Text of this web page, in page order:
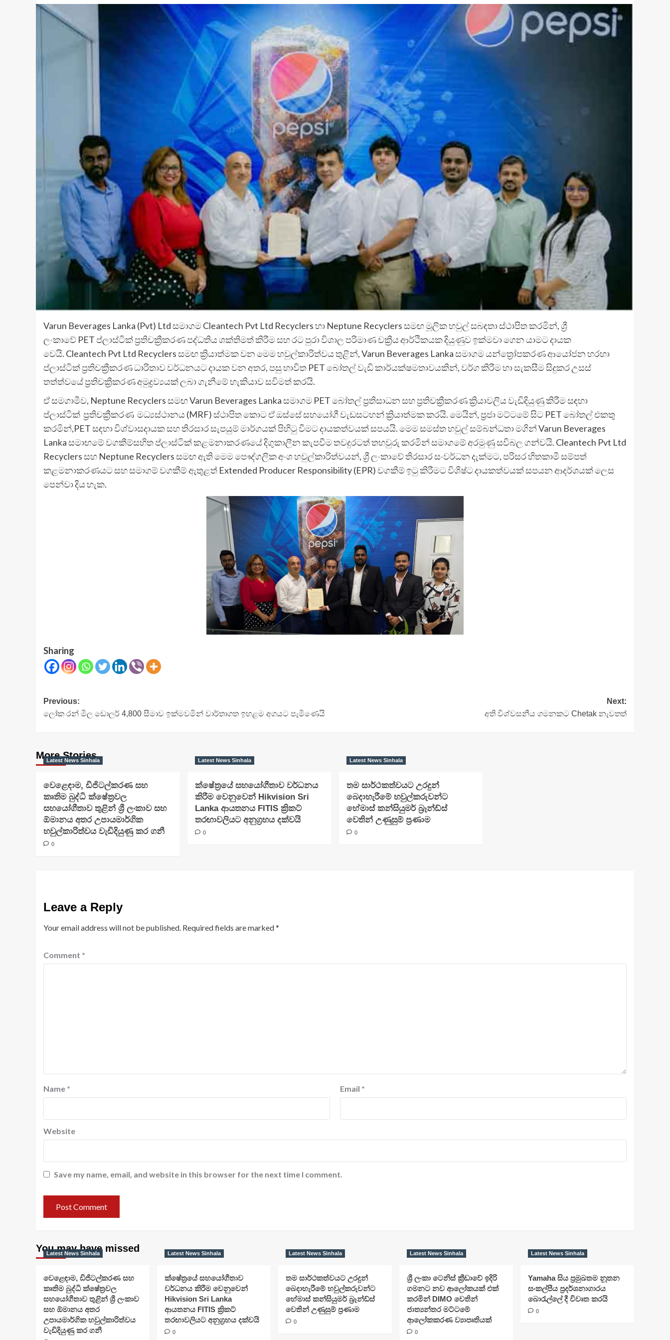
Varun Beverages Lanka (Pvt) Ltd සමාගම Cleantech Pvt Ltd Recyclers හා Neptune Recyclers සමඟ මූලික හවුල් සබඳතා ස්ථාපිත කරමින්, ශ්‍රී
ලංකාවේ PET ප්ලාස්ටික් ප්‍රතිචක්‍රීකරණ පද්ධතිය ශක්තිමත් කිරීම සහ රට පුරා විශාල පරිමාණ චක්‍රීය ආර්ථිකයක දියුණුව ඉක්මවා ගෙන යාමට දායක
වෙයි. Cleantech Pvt Ltd Recyclers සමඟ ක්‍රියාත්මක වන මෙම හවුල්කාරිත්වය තුළින්, Varun Beverages Lanka සමාගම යන්ත්‍රෝපකරණ ආයෝජන හරහා
ප්ලාස්ටික් ප්‍රතිචක්‍රීකරණ ධාරිතාව වර්ධනයට දායක වන අතර, පසු භාවිත PET බෝතල් වැඩි කාර්යක්ෂමතාවයකින්, වර්ග කිරීම හා සැකසීම සිදුකර උසස්
තත්ත්වයේ ප්‍රතිචක්‍රීකරණ අමුද්‍රව්‍යයක් ලබා ගැනීමේ හැකියාව සවිමත් කරයි.
ඒ සමගාමීව, Neptune Recyclers සමඟ Varun Beverages Lanka සමාගම PET බෝතල් ප්‍රතිසාධන සහ ප්‍රතිචක්‍රීකරණ ක්‍රියාවලිය වැඩිදියුණු කිරීම සඳහා
ප්ලාස්ටික් ප්‍රතිචක්‍රීකරණ මධ්‍යස්ථානය (MRF) ස්ථාපිත කොට ඒ ඔස්සේ සහයෝගී වැඩසටහන් ක්‍රියාත්මක කරයි. මෙයින්, ප්‍රජා මට්ටමේ සිට PET බෝතල් එකතු
කරමින්,PET සඳහා විශ්වාසදායක සහ තිරසාර සැපයුම් මාර්ගයක් පිහිටු වීමට දායකත්වයක් සපයයි. මෙම සමස්ත හවුල් සම්බන්ධතා මගින් Varun Beverages
Lanka සමාඟමේ වගකීම්සහිත ප්ලාස්ටික් කළමනාකරණයේ දිගුකාලීන කැපවීම තවදුරටත් තහවුරු කරමින් සමාගමේ අරමුණු සවිබල ගන්වයි. Cleantech Pvt Ltd
Recyclers සහ Neptune Recyclers සමඟ ඇති මෙම පෞද්ගලික අංශ හවුල්කාරිත්වයන්, ශ්‍රී ලංකාවේ තිරසාර සංවර්ධන දැක්මට, පරිසර හිතකාමී සම්පත්
කළමනාකරණයට සහ සමාගම් වගකීම් ඇතුළත් Extended Producer Responsibility (EPR) වගකීම් ඉටු කිරීමට විශිෂ්ට දායකත්වයක් සපයන ආදර්ශයක් ලෙස
පෙන්වා දිය හැක.
Sharing
Post
navigation
Previous:
ලෝක රන් මිල ඩොලර් 4,800 සීමාව ඉක්මවමින් වාර්තාගත ඉහළම අගයට පැමිණෙයි
Next:
අති විශ්වසනීය ගමනකට Chetak නැවතත්
More Stories
Latest News Sinhala
වෙළෙඳාම, ඩිජිටල්කරණ සහ
කෘතිම බුද්ධි ක්ෂේත්‍රවල
සහයෝගීතාව තුළින් ශ්‍රී ලංකාව සහ
ඕමානය අතර උපායමාර්ගික
හවුල්කාරිත්වය වැඩිදියුණු කර ගනී
0
Latest News Sinhala
ක්ෂේත්‍රයේ සහයෝගීතාව වර්ධනය
කිරීම වෙනුවෙන් Hikvision Sri
Lanka ආයතනය FITIS ක්‍රිකට්
තරඟාවලියට අනුග්‍රහය දක්වයි
0
Latest News Sinhala
තම සාර්ථකත්වයට උරදුන්
බෙදාහැරීමේ හවුල්කරුවන්ට
හේමාස් කන්සියුමර් බ්‍රෑන්ඩ්ස්
වෙතින් උණුසුම් ප්‍රණාම
0
Leave a Reply
Your email address will not be published. Required fields are marked*
Comment *
Name * Email *
Website
Save my name, email, and website in this browser for the next time I comment.
You may have missed
Latest News Sinhala
වෙළෙඳාම, ඩිජිටල්කරණ සහ
කෘතිම බුද්ධි ක්ෂේත්‍රවල
සහයෝගීතාව තුළින් ශ්‍රී ලංකාව
සහ ඕමානය අතර
උපායමාර්ගික හවුල්කාරිත්වය
වැඩිදියුණු කර ගනී
Latest News Sinhala
ක්ෂේත්‍රයේ සහයෝගීතාව
වර්ධනය කිරීම වෙනුවෙන්
Hikvision Sri Lanka
ආයතනය FITIS ක්‍රිකට්
තරඟාවලියට අනුග්‍රහය දක්වයි
0
Latest News Sinhala
තම සාර්ථකත්වයට උරදුන්
බෙදාහැරීමේ හවුල්කරුවන්ට
හේමාස් කන්සියුමර් බ්‍රෑන්ඩ්ස්
වෙතින් උණුසුම් ප්‍රණාම
0
Latest News Sinhala
ශ්‍රී ලංකා ටෙනිස් ක්‍රීඩාවේ ඉදිරි
ගමනට නව ආලෝකයක් එක්
කරමින් DIMO වෙතින්
ජාත්‍යන්තර මට්ටමේ
ආලෝකකරණ ව්‍යාපෘතියක්
0
Latest News Sinhala
Yamaha සිය ප්‍රමුඛතම නූතන
සංකල්පීය ප්‍රදර්ශනාගාරය
බොරැල්ලේ දී විවෘත කරයි
0